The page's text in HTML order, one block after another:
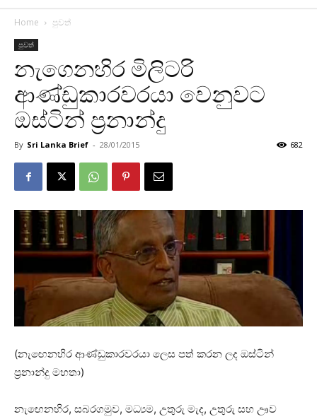
Home පුවත්
පුවත්
නැගෙනහිර මිලිටරි
ආණ්ඩුකාරවරයා වෙනුවට
ඔස්ටින් ප්‍රනාන්දු
By Sri Lanka Brief - 28/01/2015 682
(නැඟෙනහිර ආණ්ඩුකාරවරයා ලෙස පත් කරන ලද ඔස්ටින්
ප්‍රනාන්දු මහතා)
නැඟෙනහිර, සබරගමුව, මධ්‍යම, උතුරු මැද, උතුරු සහ ඌව